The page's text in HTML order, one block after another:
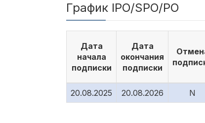
График IPO/SPO/PO
Дата
начала
подписки
Дата
окончания
подписки
20.08.2025
20.08.2026 N